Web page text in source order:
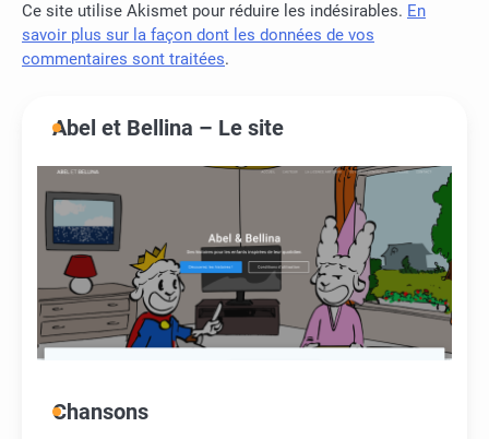
Ce site utilise Akismet pour réduire les indésirables. En
savoir plus sur la façon dont les données de vos
commentaires sont traitées.
Abel et Bellina – Le site
Chansons